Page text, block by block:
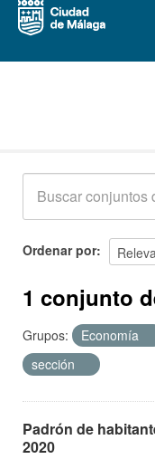
Acerca de
Ordenar por
1 conjunto
Grupos: Economía
sección
Padrón de
2020